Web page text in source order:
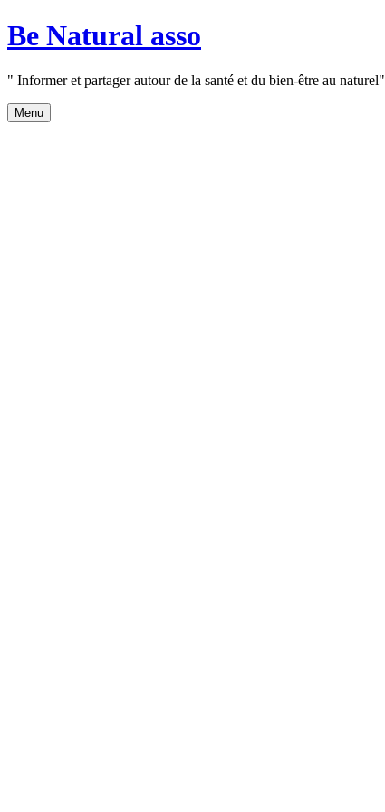
Aller
au
Be Natural asso
" Informer et partager autour de la santé et du bien-être au naturel"
Menu